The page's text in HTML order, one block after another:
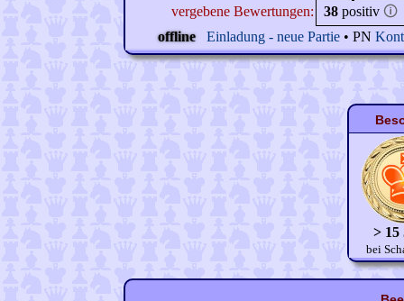
vergebene Bewertungen:
38 positiv 🛈
offline
Einladung - neue Partie • PN
> 15
bei